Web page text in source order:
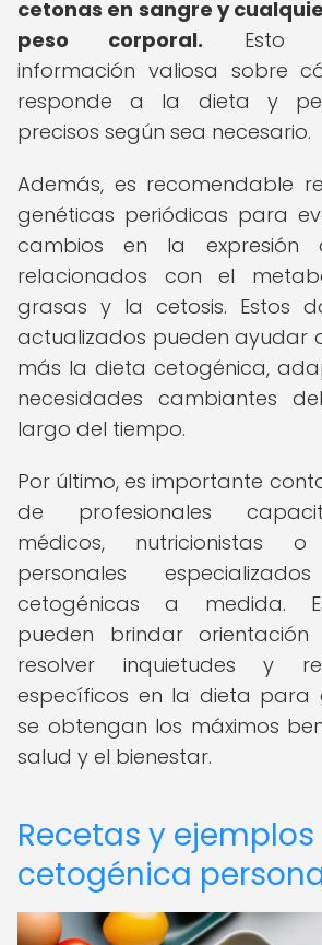
cetonas en sangre y
peso corporal. Esto
información valiosa sobre
responde a la dieta y
precisos según sea necesario.
Además, es recomendable
genéticas periódicas para
cambios en la expresión
relacionados con el
grasas y la cetosis. Estos
actualizados pueden ayudar
más la dieta cetogénica,
necesidades cambiantes
largo del tiempo.
Por último, es importante
de profesionales
médicos, nutricionistas o
personales
cetogénicas a medida.
pueden brindar orientación
resolver inquietudes y
específicos en la dieta para
se obtengan los máximos
salud y el bienestar.
Recetas y
cetogénica